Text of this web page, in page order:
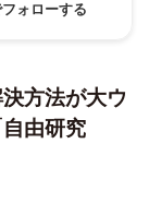
ォローする
方法が大ウ
由研究